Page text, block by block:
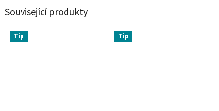
Související produkty
Tip Tip